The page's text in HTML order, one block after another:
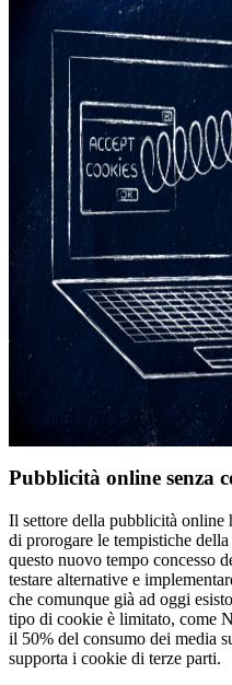
Pubblicità online senza
Il settore della pubblicità online
di prorogare le tempistiche
questo nuovo tempo concesso
testare alternative e
che comunque già ad oggi
tipo di cookie è limitato, come
il 50% del consumo dei media
supporta i cookie di terze parti.